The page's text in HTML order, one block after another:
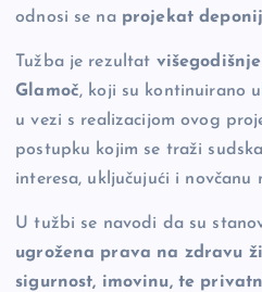
odnosi se na projekat
Tužba je rezultat
Glamoč, koji su kontinuirano
u vezi s realizacijom ovog
postupku kojim se traži
interesa, uključujući i novčanu
U tužbi se navodi da su
ugrožena prava na zdravu
sigurnost, imovinu, te